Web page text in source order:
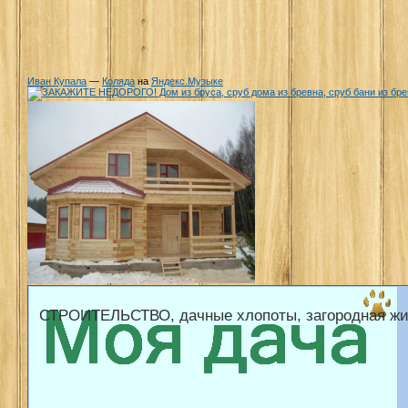
Иван Купала — Коляда на Яндекс.Музыке
СТРОИТЕЛЬСТВО, дачные хлопоты, загородная